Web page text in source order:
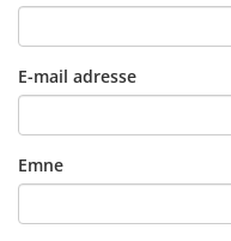
E-mail adresse
Emne